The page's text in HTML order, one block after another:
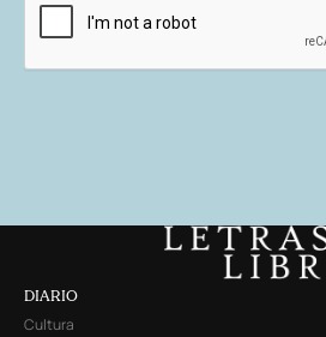
DIARIO
Cultura